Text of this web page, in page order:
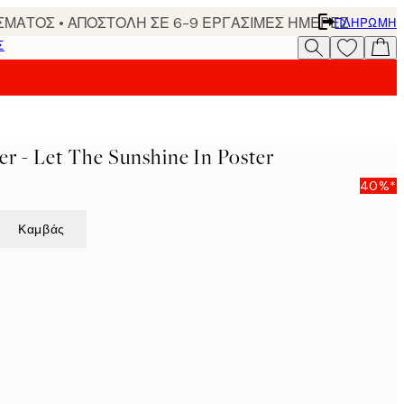
• ΑΠΟΣΤΟΛΗ ΣΕ 6-9 ΕΡΓΑΣΙΜΕΣ ΗΜΕΡΕΣΠΛΗΡΩΜΉ
- Let The Sunshine In Poster
40%*
Καμβάς